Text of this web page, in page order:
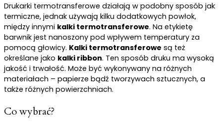
Drukarki termotransferowe działają w podobny sposób jak
termiczne, jednak używają kilku dodatkowych powłok,
między innymi kalki termotransferowe. Na etykietę
barwnik jest nanoszony pod wpływem temperatury za
pomocą głowicy. Kalki termotransferowe są też
określane jako kalki ribbon. Ten sposób druku ma wysoką
jakość i trwałość. Może być wykonywany na różnych
materiałach – papierze bądź tworzywach sztucznych, a
także różnych powierzchniach.
Co wybrać?